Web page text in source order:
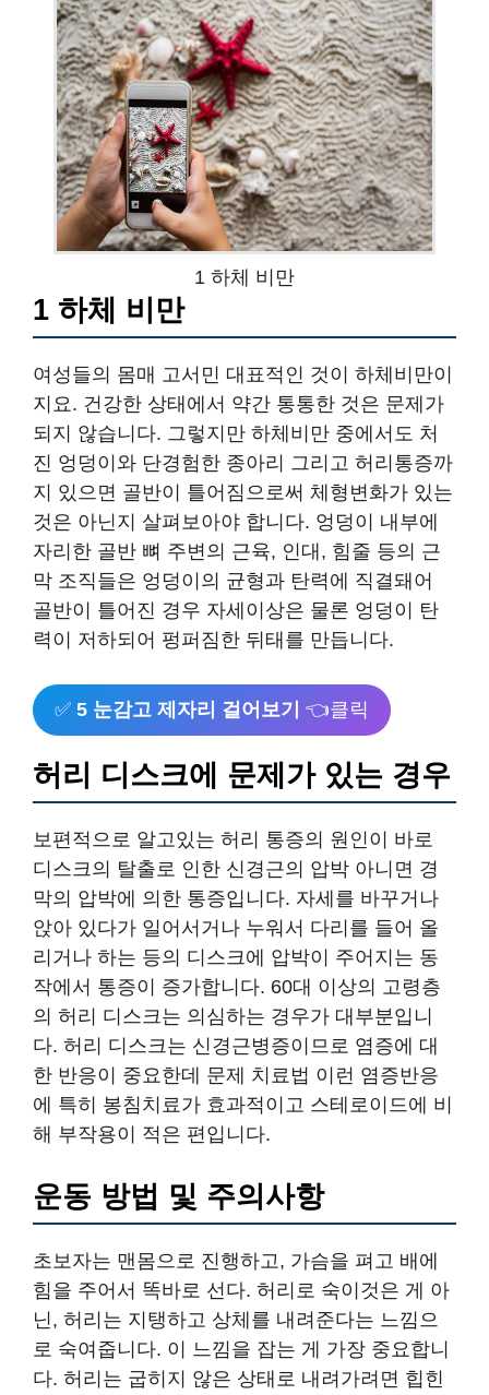
1 하체 비만
1 하체 비만
여성들의 몸매 고서민 대표적인 것이 하체비만이
지요. 건강한 상태에서 약간 통통한 것은 문제가
되지 않습니다. 그렇지만 하체비만 중에서도 처
진 엉덩이와 단경험한 종아리 그리고 허리통증까
지 있으면 골반이 틀어짐으로써 체형변화가 있는
것은 아닌지 살펴보아야 합니다. 엉덩이 내부에
자리한 골반 뼈 주변의 근육, 인대, 힘줄 등의 근
막 조직들은 엉덩이의 균형과 탄력에 직결돼어
골반이 틀어진 경우 자세이상은 물론 엉덩이 탄
력이 저하되어 펑퍼짐한 뒤태를 만듭니다.
✅ 5 눈감고 제자리 걸어보기 👈클릭
허리 디스크에 문제가 있는 경우
보편적으로 알고있는 허리 통증의 원인이 바로
디스크의 탈출로 인한 신경근의 압박 아니면 경
막의 압박에 의한 통증입니다. 자세를 바꾸거나
앉아 있다가 일어서거나 누워서 다리를 들어 올
리거나 하는 등의 디스크에 압박이 주어지는 동
작에서 통증이 증가합니다. 60대 이상의 고령층
의 허리 디스크는 의심하는 경우가 대부분입니
다. 허리 디스크는 신경근병증이므로 염증에 대
한 반응이 중요한데 문제 치료법 이런 염증반응
에 특히 봉침치료가 효과적이고 스테로이드에 비
해 부작용이 적은 편입니다.
운동 방법 및 주의사항
초보자는 맨몸으로 진행하고, 가슴을 펴고 배에
힘을 주어서 똑바로 선다. 허리로 숙이것은 게 아
닌, 허리는 지탱하고 상체를 내려준다는 느낌으
로 숙여줍니다. 이 느낌을 잡는 게 가장 중요합니
다. 허리는 굽히지 않은 상태로 내려가려면 힙힌